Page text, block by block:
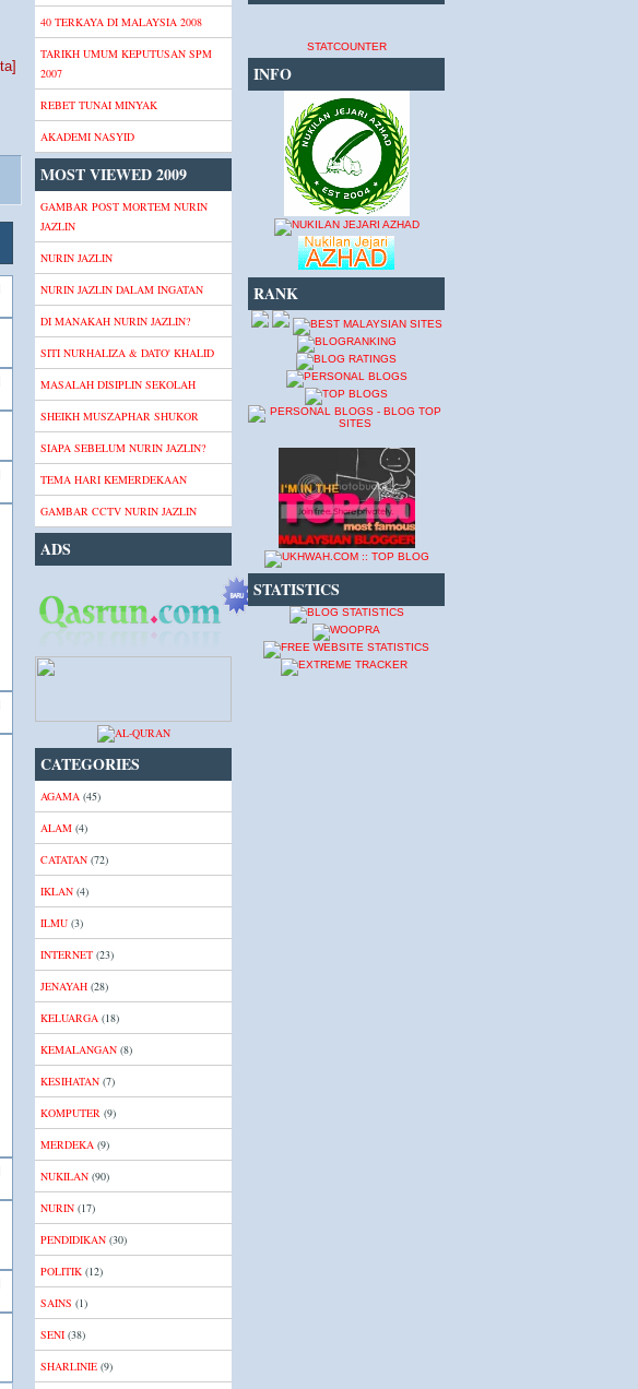
40 TERKAYA DI MALAYSIA 2008
TARIKH UMUM KEPUTUSAN SPM
2007
REBET TUNAI MINYAK
AKADEMI NASYID
MOST VIEWED 2009
GAMBAR POST MORTEM NURIN
JAZLIN
NURIN JAZLIN
NURIN JAZLIN DALAM INGATAN
DI MANAKAH NURIN JAZLIN?
SITI NURHALIZA & DATO' KHALID
MASALAH DISIPLIN SEKOLAH
SHEIKH MUSZAPHAR SHUKOR
SIAPA SEBELUM NURIN JAZLIN?
TEMA HARI KEMERDEKAAN
GAMBAR CCTV NURIN JAZLIN
ADS
CATEGORIES
AGAMA (45)
ALAM (4)
CATATAN (72)
IKLAN (4)
ILMU (3)
INTERNET (23)
JENAYAH (28)
KELUARGA (18)
KEMALANGAN (8)
KESIHATAN (7)
KOMPUTER (9)
MERDEKA (9)
NUKILAN (90)
NURIN (17)
PENDIDIKAN (30)
POLITIK (12)
SAINS (1)
SENI (38)
SHARLINIE (9)
STATCOUNTER
INFO
RANK
STATISTICS